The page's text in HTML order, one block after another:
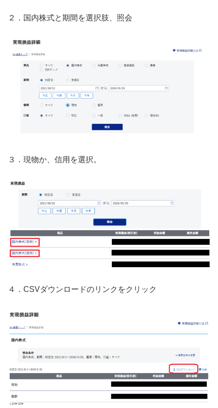
２．国内株式と期間を選択肢、照会
３．現物か、信用を選択。
４．CSVダウンロードのリンクをクリック